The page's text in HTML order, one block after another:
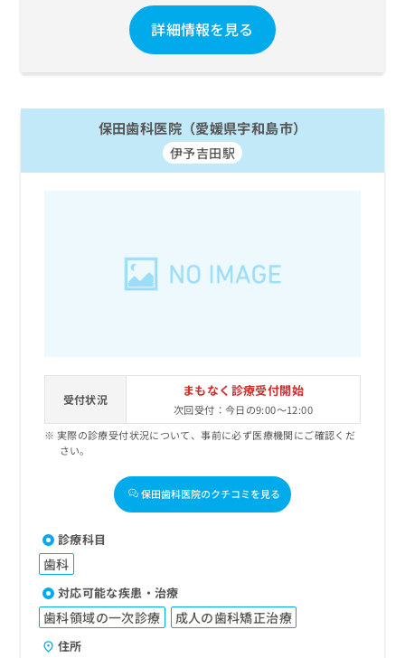
詳細情報を見る
保田歯科医院（愛媛県宇和島市）
伊予吉田駅
受付状況
まもなく診療受付開始
次回受付：今日の9:00～12:00
実際の診療受付状況について、事前に必ず医療機関にご確認くだ
さい。
保田歯科医院のクチコミを見る
診療科目
歯科
対応可能な疾患・治療
歯科領域の一次診療 成人の歯科矯正治療
住所